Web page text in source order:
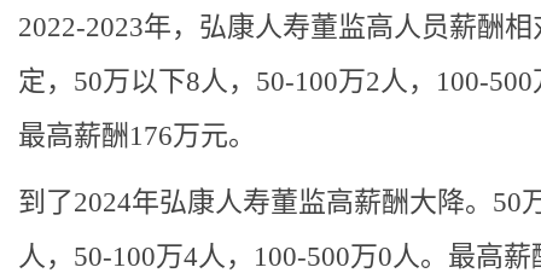
2022-2023年，弘康人寿董监高人员薪酬相
定，50万以下8人，50-100万2人，100-
最高薪酬176万元。
到了2024年弘康人寿董监高薪酬大降。50
人，50-100万4人，100-500万0人。最高薪